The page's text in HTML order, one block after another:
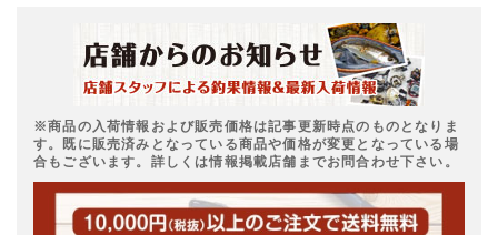
※商品の入荷情報および販売価格は記事更新時点のものとなりま
す。既に販売済みとなっている商品や価格が変更となっている場
合もございます。詳しくは情報掲載店舗までお問合わせ下さい。